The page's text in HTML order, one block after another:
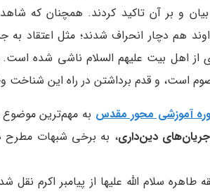
و بر آن تاکید کردند. همچنان که
هم دچار انحراف شدند؛ مثل اعتقاد
اهل بیت علیهم السلام ناشی شده است.
است، و قدم برداشتن در راه این
آموزشی محور مقدس به مهم‌ترین
جریان‌های دین‌داری، به برخی شبهات مطرح
سلام الله علیها از پیامبر اکرم نقل